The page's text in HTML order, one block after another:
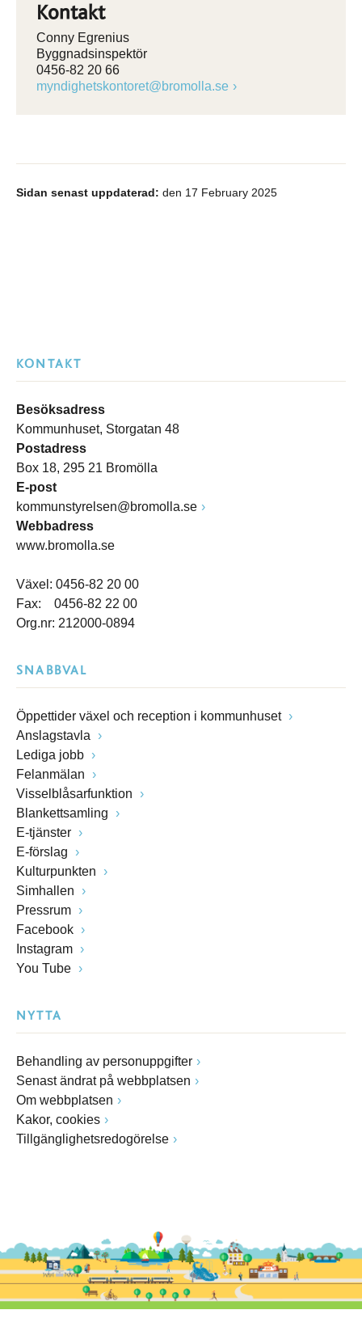
Kontakt
Conny Egrenius
Byggnadsinspektör
0456-82 20 66
myndighetskontoret@bromolla.se
Sidan senast uppdaterad: den 17 February 2025
KONTAKT
Besöksadress
Kommunhuset, Storgatan 48
Postadress
Box 18, 295 21 Bromölla
E-post
kommunstyrelsen@bromolla.se
Webbadress
www.bromolla.se
Växel: 0456-82 20 00
Fax: 0456-82 22 00
Org.nr: 212000-0894
SNABBVAL
Öppettider växel och reception i kommunhuset
Anslagstavla
Lediga jobb
Felanmälan
Visselblåsarfunktion
Blankettsamling
E-tjänster
E-förslag
Kulturpunkten
Simhallen
Pressrum
Facebook
Instagram
You Tube
NYTTA
Behandling av personuppgifter
Senast ändrat på webbplatsen
Om webbplatsen
Kakor, cookies
Tillgänglighetsredogörelse